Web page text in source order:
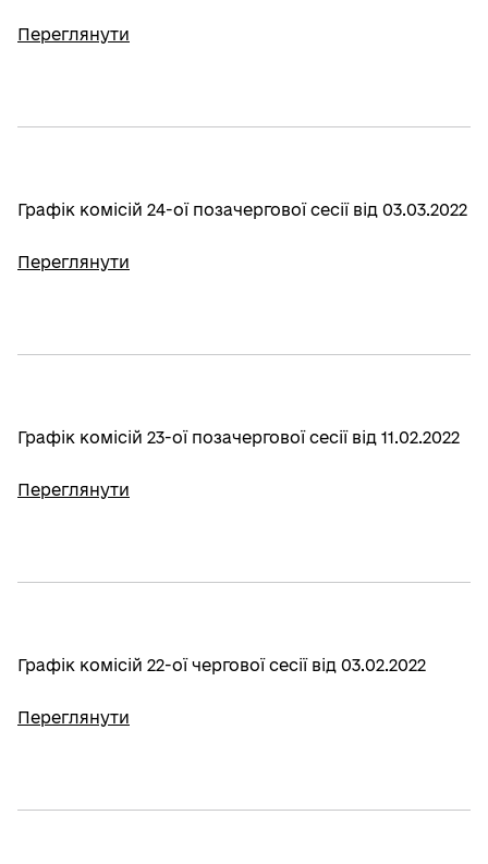
Переглянути
Графік комісій 24-ої позачергової сесії від 03.03.2022
Переглянути
Графік комісій 23-ої позачергової сесії від 11.02.2022
Переглянути
Графік комісій 22-ої чергової сесії від 03.02.2022
Переглянути